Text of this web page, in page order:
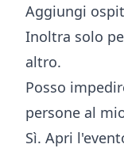
Aggiungi
Inoltra solo
altro.
Posso
persone al
Sì. Apri